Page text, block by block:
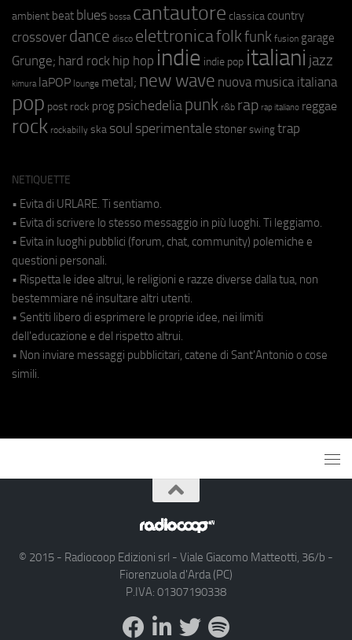
ambient beat blues bossa cantautore classica country
crossover dance disco elettronicafolkfunk fusion garage
Grunge; hard rock hip hop indie indie pop italiani jazz
kimura laPOP lounge metal; new wave nuova musica italiana
pop post rock prog psichedeliapunk r&b rap rap italiano reggae
rock rockabilly ska soul sperimentale stoner swing trap
NETIQUETTE
• Evita di URLARE. Ti sentiamo.
• Evita di scrivere lo stesso messaggio in più luoghi. Ti leggiamo.
• Evita in luoghi pubblici (forum, chat, community) polemiche e
questioni personali.
• Rispetta le idee altrui, le religioni e razze diverse dalla tua, non
bestemmiare né insultare altri utenti.
• Sentiti libero di esprimere le proprie idee, nei limiti
dell'educazione e del rispetto altrui.
• Non inviare messaggi pubblicitari, catene di Sant'Antonio o cose
simili.
© 2015 - Radiocoop Edizioni srl - Viale Giacomo Matteotti, 36/b -
Fiorenzuola d'Arda (PC)
P.IVA: 01307190338